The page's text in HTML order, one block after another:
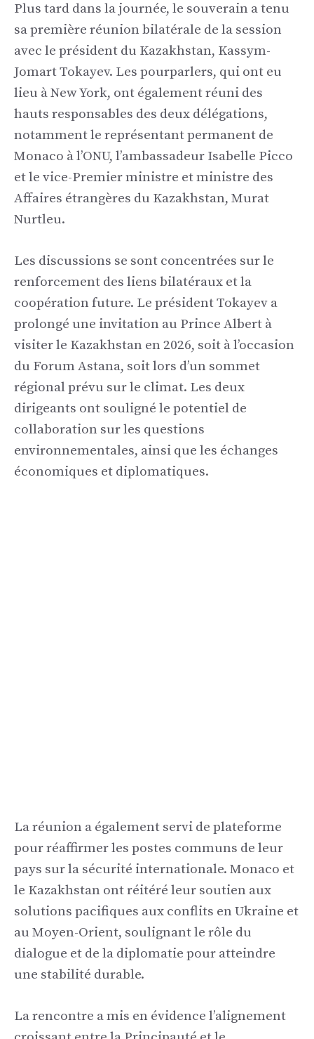
Plus tard dans la journée, le souverain a tenu
sa première réunion bilatérale de la session
avec le président du Kazakhstan, Kassym-
Jomart Tokayev. Les pourparlers, qui ont eu
lieu à New York, ont également réuni des
hauts responsables des deux délégations,
notamment le représentant permanent de
Monaco à l’ONU, l’ambassadeur Isabelle Picco
et le vice-Premier ministre et ministre des
Affaires étrangères du Kazakhstan, Murat
Nurtleu.
Les discussions se sont concentrées sur le
renforcement des liens bilatéraux et la
coopération future. Le président Tokayev a
prolongé une invitation au Prince Albert à
visiter le Kazakhstan en 2026, soit à l’occasion
du Forum Astana, soit lors d’un sommet
régional prévu sur le climat. Les deux
dirigeants ont souligné le potentiel de
collaboration sur les questions
environnementales, ainsi que les échanges
économiques et diplomatiques.
La réunion a également servi de plateforme
pour réaffirmer les postes communs de leur
pays sur la sécurité internationale. Monaco et
le Kazakhstan ont réitéré leur soutien aux
solutions pacifiques aux conflits en Ukraine et
au Moyen-Orient, soulignant le rôle du
dialogue et de la diplomatie pour atteindre
une stabilité durable.
La rencontre a mis en évidence l’alignement